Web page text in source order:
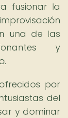
fusionar la
una de las
y
por
del
y dominar